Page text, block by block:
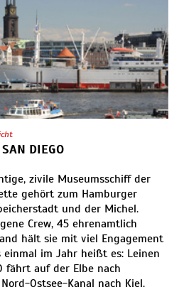
DIEGO
zivile Museumsschiff der
gehört zum Hamburger
und der Michel.
Crew, 45 ehrenamtlich
hält sie mit viel Engagement
im Jahr heißt es: Leinen
fährt auf der Elbe nach
Ostsee-Kanal nach Kiel.